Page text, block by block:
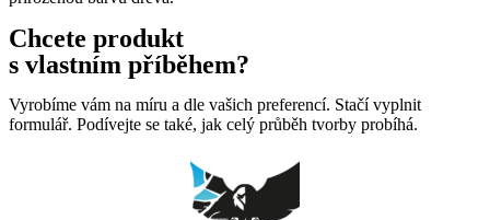
Chcete produkt
s vlastním příběhem?
Vyrobíme vám na míru a dle vašich preferencí. Stačí vyplnit
formulář. Podívejte se také, jak celý průběh tvorby probíhá.